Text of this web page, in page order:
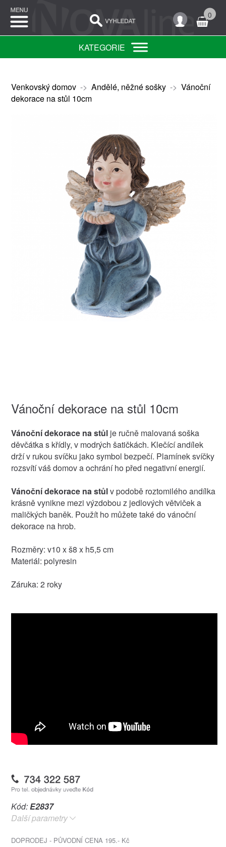
0
KATEGORIE
Venkovský domov-> Andělé, něžné sošky-> Vánoční
dekorace na stůl 10cm
Vánoční dekorace na stůl 10cm
Vánoční dekorace na stůlje ručně malovaná soška
děvčátka s křídly, v modrých šatičkách. Klečící andílek
drží v rukou svíčku jako symbol bezpečí. Plamínek svíčky
rozsvítí váš domov a ochrání ho před negativní energií.
Vánoční dekorace na stůlv podobě roztomilého andílka
krásně vynikne mezi výzdobou z jedlových větviček a
maličkých baněk. Použít ho můžete také do vánoční
dekorace na hrob.
Rozměry: v10 x š8 x h5,5 cm
Materiál: polyresin
Záruka: 2 roky
Kód:E2837
Další parametry
DOPRODEJ - PŮVODNÍ CENA 195.- Kč